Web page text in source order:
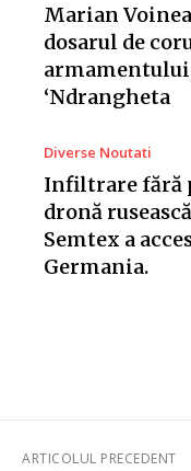
Marian
dosarul de
‘Ndrangheta
Diverse Noutati
Infiltrare fără
dronă
Semtex a
Germania.
ARTICOLUL PRECEDENT